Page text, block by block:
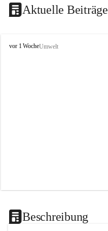
Aktuelle Beiträge
V
vor 1 WocheUmwelt
Beschreibung